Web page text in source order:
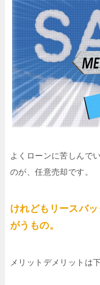
よくローンに苦しんで
のが、任意売却です。
けれどもリースバ
がうもの。
メリットデメリットは